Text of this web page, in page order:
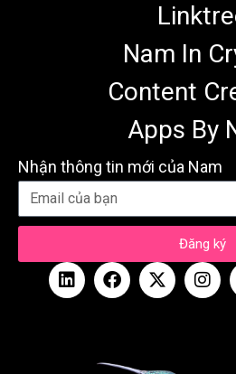
Nam In
Content
Apps By
Nhận thông tin mới của Nam
Đăng ký